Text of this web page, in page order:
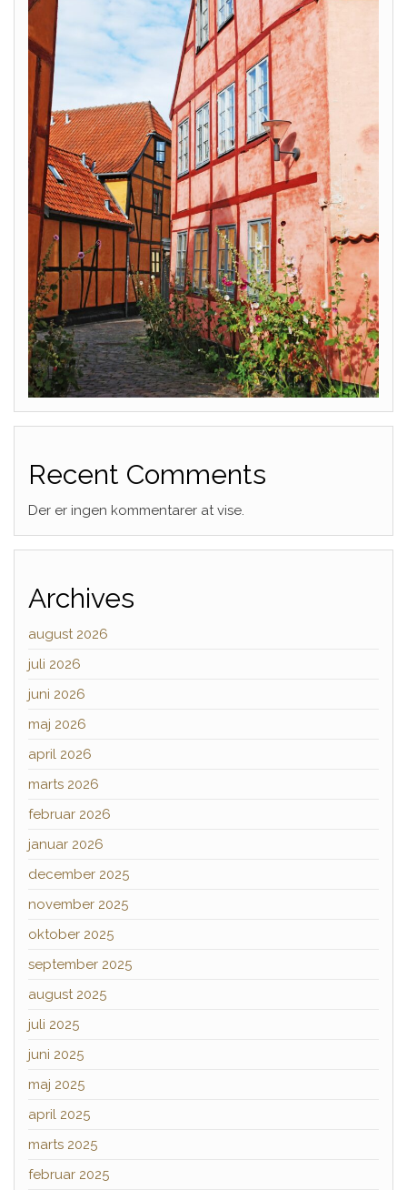
Recent Comments
Der er ingen kommentarer at vise.
Archives
august 2026
juli 2026
juni 2026
maj 2026
april 2026
marts 2026
februar 2026
januar 2026
december 2025
november 2025
oktober 2025
september 2025
august 2025
juli 2025
juni 2025
maj 2025
april 2025
marts 2025
februar 2025